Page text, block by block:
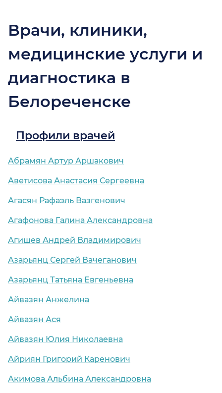
Врачи, клиники,
медицинские услуги и
диагностика в
Белореченске
Профили врачей
Абрамян Артур Аршакович
Аветисова Анастасия Сергеевна
Агасян Рафаэль Вазгенович
Агафонова Галина Александровна
Агишев Андрей Владимирович
Азарьянц Сергей Вачеганович
Азарьянц Татьяна Евгеньевна
Айвазян Анжелина
Айвазян Ася
Айвазян Юлия Николаевна
Айриян Григорий Каренович
Акимова Альбина Александровна